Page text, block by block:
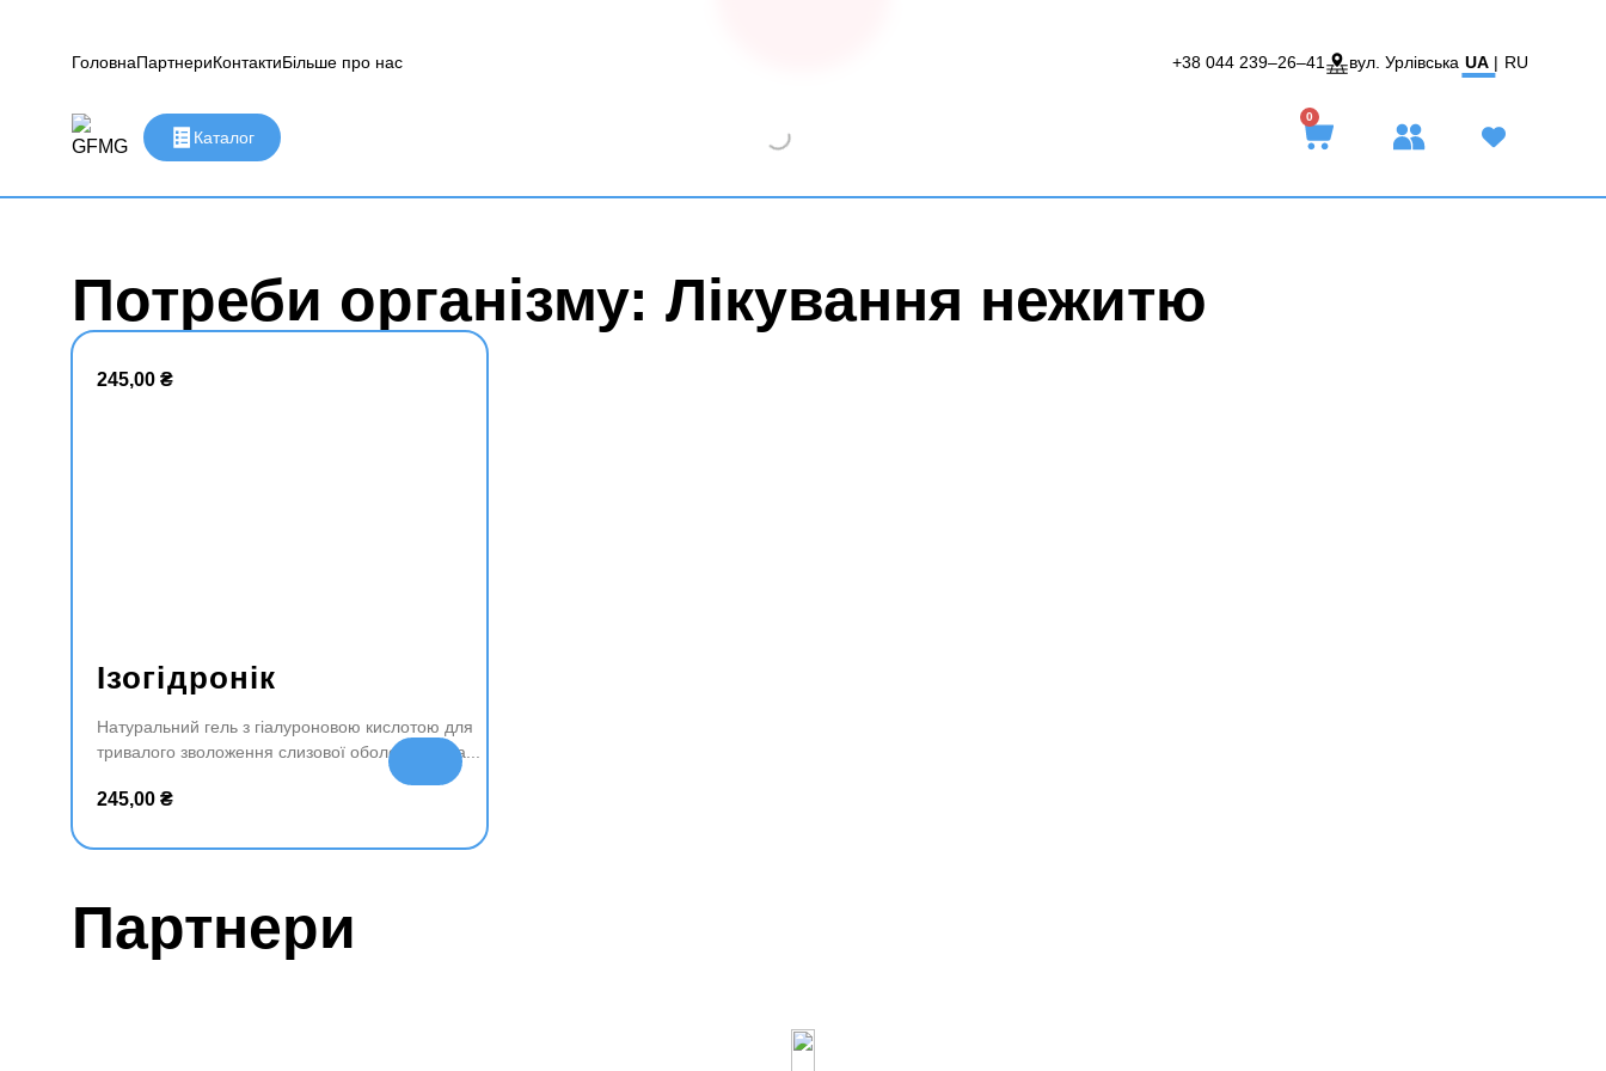
ГоловнаПартнериКонтактиБільше про нас +38 044 239–26–41 вул. Урлівська UA | RU
Каталог
0
Потреби організму: Лікування нежитю
245,00 ₴
Ізогідронік
Натуральний гель з гіалуроновою кислотою для
тривалого зволоження слизової оболонки носа
245,00 ₴
да
Партнери